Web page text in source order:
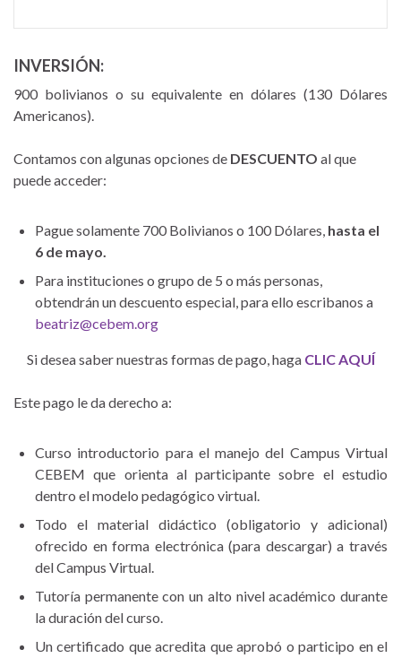
INVERSIÓN:
900 bolivianos o su equivalente en dólares (130 Dólares
Americanos).
Contamos con algunas opciones de DESCUENTO al que
puede acceder:
Pague solamente 700 Bolivianos o 100 Dólares, hasta el
6 de mayo.
Para instituciones o grupo de 5 o más personas,
obtendrán un descuento especial, para ello escribanos a
beatriz@cebem.org
Si desea saber nuestras formas de pago, haga CLIC AQUÍ
Este pago le da derecho a:
Curso introductorio para el manejo del Campus Virtual
CEBEM que orienta al participante sobre el estudio
dentro el modelo pedagógico virtual.
Todo el material didáctico (obligatorio y adicional)
ofrecido en forma electrónica (para descargar) a través
del Campus Virtual.
Tutoría permanente con un alto nivel académico durante
la duración del curso.
Un certificado que acredita que aprobó o participo en el